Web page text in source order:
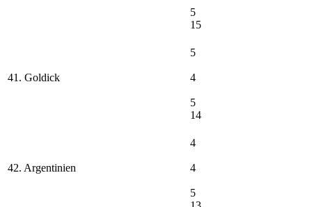
5
15
41. Goldick
5
4
5
14
42. Argentinien
4
4
5